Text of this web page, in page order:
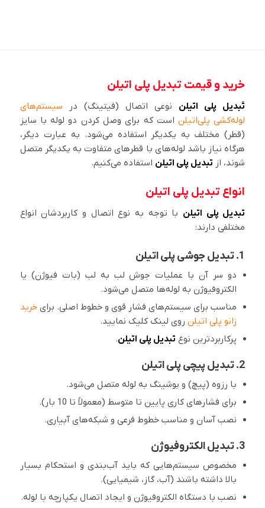
خرید و قیمت تبدیل پلی اتیلن
تَبدیل پلی اتیلن نوعی اتصال (فیتینگ) در سیستم‌های
لوله‌کشی پلی‌اتیلناست که برای وصل‌ کردن دو لوله با سایز
(قطر) مختلف به یکدیگر استفاده می‌شود. به عبارت دیگر،
هرگاه نیاز باشد لوله‌های با قطرهای متفاوت به یکدیگر متصل
شوند، از تبدیل پلی اتیلن استفاده می‌کنیم.
انواع تبدیل پلی اتیلن
تبدیل‌ پلی اتیلن با توجه به نوع اتصال و کاربردشان انواع
مختلفی دارند:
1. تبدیل جوشی پلی اتیلن
دو سر آن با عملیات جوش لب‌ به لب (بات فیوژن) یا
الکتروفیوژن به لوله‌ها متصل می‌شود.
مناسب برای سیستم‌های فشار قوی و خطوط اصلی. برایخرید
زانو پلی اتیلنروی لینک کلیک نمایید.
پرکاربردترین نوع تبدیل پلی اتیلن.
2. تبدیل پیچی پلی اتیلن
با رزوه (پیچ) و بوشینگ به لوله متصل می‌شود.
برای فشارهای کاری پایین تا متوسط (معمولاً تا 10 بار).
نصب آسان و مناسب خطوط فرعی و شبکه‌های آبیاری.
3. تبدیل الکتروفیوژن
مخصوص سیستم‌هایی که باید آب‌بندی و استحکام بسیار
بالا داشته باشند (آب، گاز، شیمیایی).
نصب با دستگاه الکتروفیوژن و ایجاد اتصال یکپارچه با لوله.